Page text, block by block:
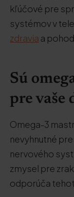
kľúčové pre
systémov v
zdravia a
Sú
pre vaše
Omega-3
nevyhnutné
nervového
zmysel pre
odporúča